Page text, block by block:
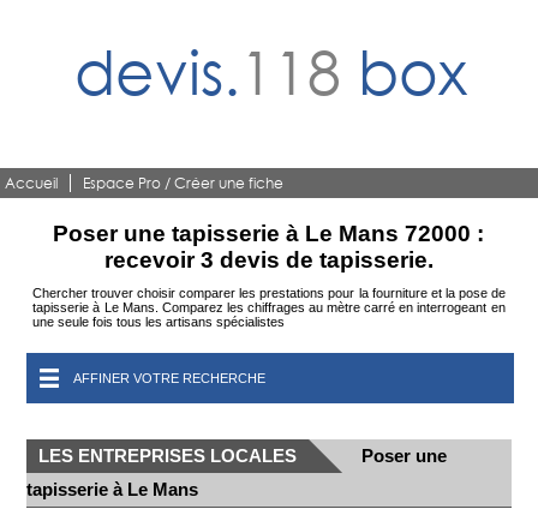
devis.118 box
Accueil Espace Pro / Créer une fiche
Poser une tapisserie à Le Mans 72000 :
recevoir 3 devis de tapisserie.
Chercher trouver choisir comparer les prestations pour la fourniture et la pose de
tapisserie à Le Mans. Comparez les chiffrages au mètre carré en interrogeant en
une seule fois tous les artisans spécialistes
AFFINER VOTRE RECHERCHE
LES ENTREPRISES LOCALES
Poser une
tapisserie à Le Mans